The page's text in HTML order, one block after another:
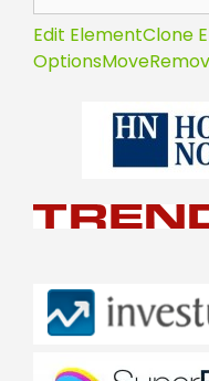
Edit ElementClone
OptionsMove